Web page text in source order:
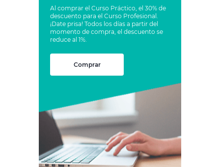
Al comprar el Curso Práctico, el 30% de
descuento para el Curso Profesional.
¡Date prisa! Todos los días a partir del
momento de compra, el descuento se
reduce al 1%.
Comprar